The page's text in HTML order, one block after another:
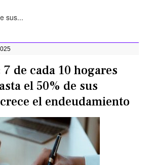
sus...
de cada 10 hogares
el 50% de sus
el endeudamiento